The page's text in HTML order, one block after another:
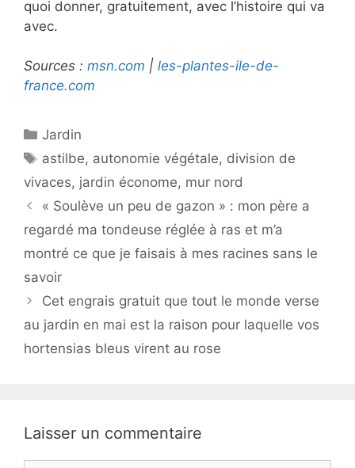
quoi donner, gratuitement, avec l’histoire qui va
avec.
Sources : msn.com | les-plantes-ile-de-
france.com
Catégories
Jardin
Étiquettes
astilbe, autonomie végétale, division de
vivaces, jardin économe, mur nord
« Soulève un peu de gazon » : mon père a
regardé ma tondeuse réglée à ras et m’a
montré ce que je faisais à mes racines sans le
savoir
Cet engrais gratuit que tout le monde verse
au jardin en mai est la raison pour laquelle vos
hortensias bleus virent au rose
Laisser un commentaire